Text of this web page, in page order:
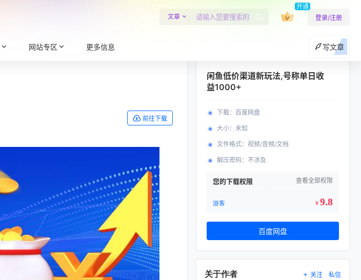
文章
开通
登录/注册
网站专区 更多信息 写文章
前往下载
闲鱼低价渠道新玩法,号称单日收
益1000+
下载： 百度网盘
大小： 未知
文件格式： 视频/音频/文档
解压密码： 不涉及
您的下载权限 查看全部权限
游客 ￥ 9.8
百度网盘
关于作者 关注 私信